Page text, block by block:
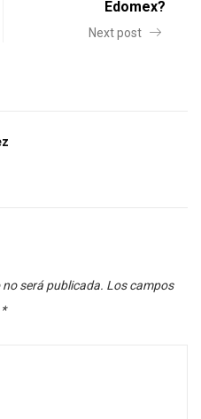
Edomex?
Next post
será publicada. Los campos
*